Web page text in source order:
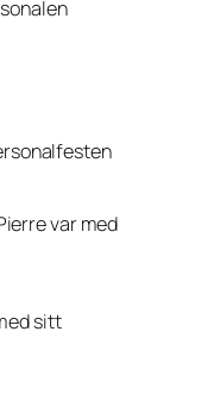
var med
sitt